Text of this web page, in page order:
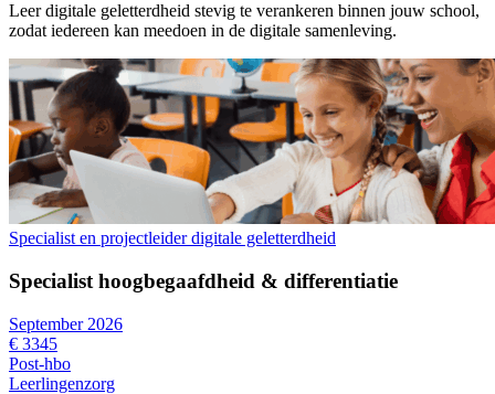
Leer digitale geletterdheid stevig te verankeren binnen jouw school,
zodat iedereen kan meedoen in de digitale samenleving.
Specialist en projectleider digitale geletterdheid
Specialist hoogbegaafdheid & differentiatie
September 2026
€ 3345
Post-hbo
Leerlingenzorg